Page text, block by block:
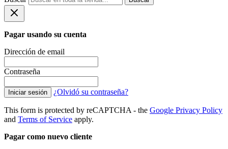
Pagar usando su cuenta
Dirección de email
Contraseña
Iniciar sesión ¿Olvidó su contraseña?
This form is protected by reCAPTCHA - the Google Privacy Policy
and Terms of Service apply.
Pagar como nuevo cliente